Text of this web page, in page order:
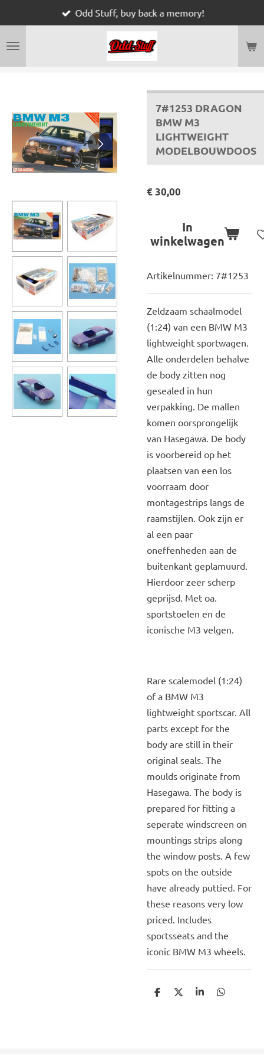
naar
Odd Stuff, buy back a memory!
7#1253 DRAGON
BMW M3
LIGHTWEIGHT
MODELBOUWDOOS
€ 30,00
In
winkelwagen
Artikelnummer: 7#1253
Zeldzaam schaalmodel
(1:24) van een BMW M3
lightweight sportwagen.
Alle onderdelen behalve
de body zitten nog
gesealed in hun
verpakking. De mallen
komen oorsprongelijk
van Hasegawa. De body
is voorbereid op het
plaatsen van een los
voorraam door
montagestrips langs de
raamstijlen. Ook zijn er
al een paar
oneffenheden aan de
buitenkant geplamuurd.
Hierdoor zeer scherp
geprijsd. Met oa.
sportstoelen en de
iconische M3 velgen.
Rare scalemodel (1:24)
of a BMW M3
lightweight sportscar. All
parts except for the
body are still in their
original seals. The
moulds originate from
Hasegawa. The body is
prepared for fitting a
seperate windscreen on
mountings strips along
the window posts. A few
spots on the outside
have already puttied. For
these reasons very low
priced. Includes
sportsseats and the
iconic BMW M3 wheels.
D
D
S
D